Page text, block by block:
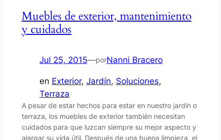
Muebles de exterior, mantenimiento
y cuidados
Jul 25, 2015—porNanni Bracero
en Exterior, Jardín, Soluciones
Terraza
A pesar de estar hechos para estar en nuestro jardín o
terraza, los muebles de exterior también necesitan
cuidados para que luzcan siempre su mejor aspecto y
alargar su vida útil. Después de una buena limpieza, el